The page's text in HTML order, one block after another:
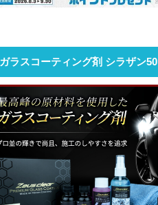
ガラスコーティング剤 シラザン50